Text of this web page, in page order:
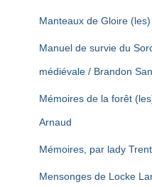
Manteaux de Gloire
Manuel de survie du
médiévale / Brandon
Mémoires de la forêt
Arnaud
Mémoires, par lady
Mensonges de Locke